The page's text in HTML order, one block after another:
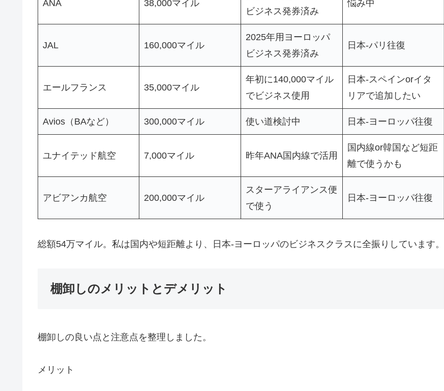
ANA 38,000マイル
ビジネス発券済み
悩み中
JAL 160,000マイル
2025年用ヨーロッパ
ビジネス発券済み
日本-パリ往復
エールフランス 35,000マイル
年初に140,000マイル
でビジネス使用
日本-スペインorイタ
リアで追加したい
Avios（BAなど） 300,000マイル 使い道検討中 日本-ヨーロッパ往復
ユナイテッド航空 7,000マイル 昨年ANA国内線で活用
国内線or韓国など短距
離で使うかも
アビアンカ航空 200,000マイル
スターアライアンス便
で使う
日本-ヨーロッパ往復
総額54万マイル。私は国内や短距離より、日本-ヨーロッパのビジネスクラスに全振りしています。
棚卸しのメリットとデメリット
棚卸しの良い点と注意点を整理しました。
メリット